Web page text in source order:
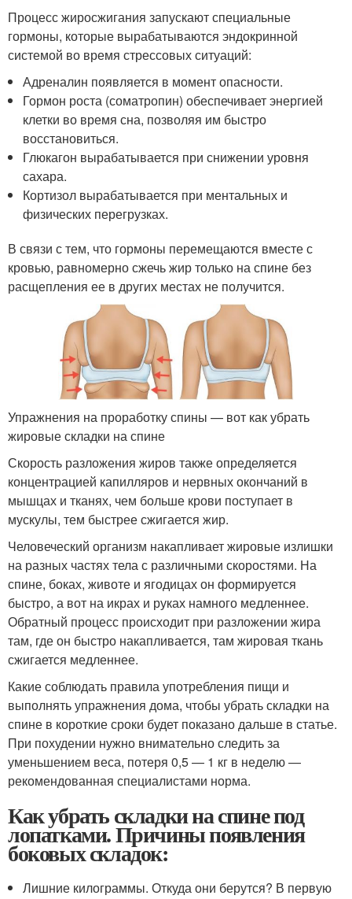
Процесс жиросжигания запускают специальные
гормоны, которые вырабатываются эндокринной
системой во время стрессовых ситуаций:
Адреналин появляется в момент опасности.
Гормон роста (соматропин) обеспечивает энергией
клетки во время сна, позволяя им быстро
восстановиться.
Глюкагон вырабатывается при снижении уровня
сахара.
Кортизол вырабатывается при ментальных и
физических перегрузках.
В связи с тем, что гормоны перемещаются вместе с
кровью, равномерно сжечь жир только на спине без
расщепления ее в других местах не получится.
Упражнения на проработку спины — вот как убрать
жировые складки на спине
Скорость разложения жиров также определяется
концентрацией капилляров и нервных окончаний в
мышцах и тканях, чем больше крови поступает в
мускулы, тем быстрее сжигается жир.
Человеческий организм накапливает жировые излишки
на разных частях тела с различными скоростями. На
спине, боках, животе и ягодицах он формируется
быстро, а вот на икрах и руках намного медленнее.
Обратный процесс происходит при разложении жира
там, где он быстро накапливается, там жировая ткань
сжигается медленнее.
Какие соблюдать правила употребления пищи и
выполнять упражнения дома, чтобы убрать складки на
спине в короткие сроки будет показано дальше в статье.
При похудении нужно внимательно следить за
уменьшением веса, потеря 0,5 — 1 кг в неделю —
рекомендованная специалистами норма.
Как убрать складки на спине под
лопатками. Причины появления
боковых складок:
Лишние килограммы. Откуда они берутся? В первую